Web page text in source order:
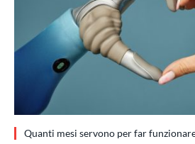
Quanti mesi servono per far